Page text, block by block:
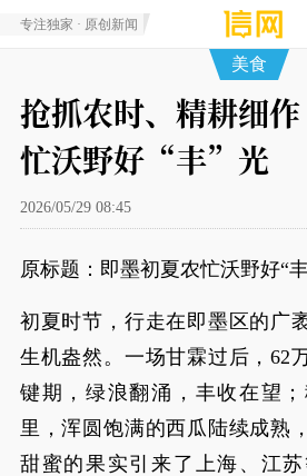
专注独家 · 原创新闻
美食
抢抓农时、精耕细
忙沃野好“丰”光
2026/05/29 08:45
原标题：即墨初夏农忙沃野好“
初夏时节，行走在即墨区的广
生机盎然。一场甘霖过后，62
键期，绿浪翻涌，丰收在望
里，浑圆饱满的西瓜陆续成熟
甜蜜的果实引来了上海、江